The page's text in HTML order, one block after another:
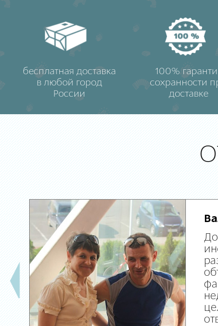
бесплатная доставка
в любой город
России
100%
сохранности
доставке